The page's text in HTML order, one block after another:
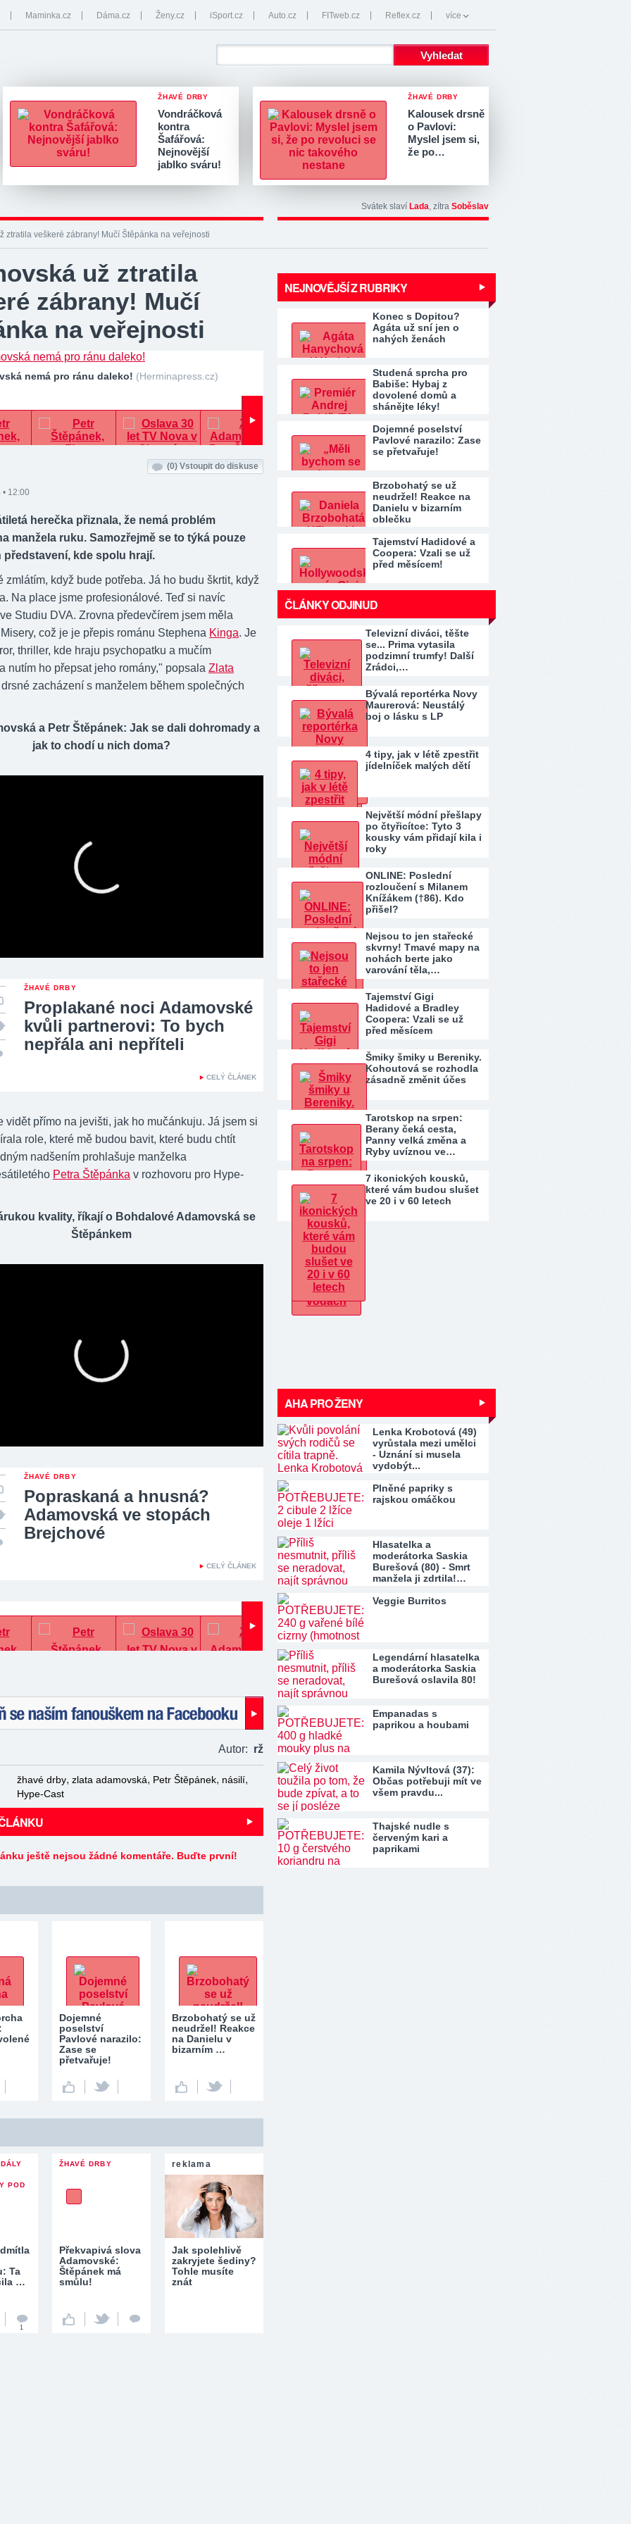
Maminka.cz Dáma.cz Ženy.cz iSport.cz Auto.cz FITweb.cz Reflex.cz více
ŽHAVÉ DRBY
Vondráčková
kontra
Šafářová:
Nejnovější
jablko sváru!
ŽHAVÉ DRBY
Kalousek drsně
o Pavlovi:
Myslel jsem si,
že po…
Svátek slaví Lada, zítra Soběslav
ztratila veškeré zábrany! Mučí Štěpánka na veřejnosti
už ztratila
zábrany! Mučí
na veřejnosti
nemá pro ránu daleko! (Herminapress.cz)
(0) Vstoupit do diskuse
12:00
herečka přiznala, že nemá problém
manžela ruku. Samozřejmě se to týká pouze
představení, kde spolu hrají.
zmlátím, když bude potřeba. Já ho budu škrtit, když
Na place jsme profesionálové. Teď si navíc
Studiu DVA. Zrovna předevčírem jsem měla
což je je přepis románu Stephena Kinga. Je
thriller, kde hraju psychopatku a mučím
nutím ho přepsat jeho romány," popsala Zlata
zacházení s manželem během společných
a Petr Štěpánek: Jak se dali dohromady a
jak to chodí u nich doma?
ŽHAVÉ DRBY
Proplakané noci Adamovské
kvůli partnerovi: To bych
nepřála ani nepříteli
CELÝ ČLÁNEK
vidět přímo na jevišti, jak ho mučánkuju. Já jsem si
role, které mě budou bavit, které budu chtít
nadšením prohlašuje manželka
Petra Štěpánka v rozhovoru pro Hype-
kvality, říkají o Bohdalové Adamovská se
Štěpánkem
ŽHAVÉ DRBY
Popraskaná a hnusná?
Adamovská ve stopách
Brejchové
CELÝ ČLÁNEK
Autor: rž
žhavé drby, zlata adamovská, Petr Štěpánek, násilí,
Hype-Cast
ještě nejsou žádné komentáře. Buďte první!
Dojemné
poselství
Pavlové narazilo:
Zase se
přetvařuje!
Brzobohatý se už
neudržel! Reakce
na Danielu v
bizarním …
POD
Ta
…
1
ŽHAVÉ DRBY
Překvapivá slova
Adamovské:
Štěpánek má
smůlu!
reklama
Jak spolehlivě
zakryjete šediny?
Tohle musíte
znát
NEJNOVĚJŠÍ Z RUBRIKY
Konec s Dopitou?
Agáta už sní jen o
nahých ženách
Studená sprcha pro
Babiše: Hybaj z
dovolené domů a
shánějte léky!
Dojemné poselství
Pavlové narazilo: Zase
se přetvařuje!
Brzobohatý se už
neudržel! Reakce na
Danielu v bizarním
oblečku
Tajemství Hadidové a
Coopera: Vzali se už
před měsícem!
ČLÁNKY ODJINUD
Televizní diváci, těšte
se... Prima vytasila
podzimní trumfy! Další
Zrádci,…
Bývalá reportérka Novy
Maurerová: Neustálý
boj o lásku s LP
4 tipy, jak v létě zpestřit
jídelníček malých dětí
Největší módní přešlapy
po čtyřicítce: Tyto 3
kousky vám přidají kila i
roky
ONLINE: Poslední
rozloučení s Milanem
Knížákem (†86). Kdo
přišel?
Nejsou to jen stařecké
skvrny! Tmavé mapy na
nohách berte jako
varování těla,…
Tajemství Gigi
Hadidové a Bradley
Coopera: Vzali se už
před měsícem
Šmiky šmiky u Bereniky.
Kohoutová se rozhodla
zásadně změnit účes
Tarotskop na srpen:
Berany čeká cesta,
Panny velká změna a
Ryby uvíznou ve…
7 ikonických kousků,
které vám budou slušet
ve 20 i v 60 letech
AHA PRO ŽENY
Lenka Krobotová (49)
vyrůstala mezi umělci
- Uznání si musela
vydobýt...
Plněné papriky s
rajskou omáčkou
Hlasatelka a
moderátorka Saskia
Burešová (80) - Smrt
manžela ji zdrtila!…
Veggie Burritos
Legendární hlasatelka
a moderátorka Saskia
Burešová oslavila 80!
Empanadas s
paprikou a houbami
Kamila Nývltová (37):
Občas potřebuji mít ve
všem pravdu...
Thajské nudle s
červeným kari a
paprikami